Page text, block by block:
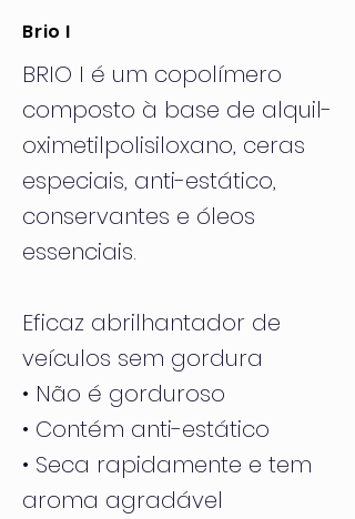
Brio I
BRIO I é um copolímero
composto à base de alquil-
oximetilpolisiloxano, ceras
especiais, anti-estático,
conservantes e óleos
essenciais.
Eficaz abrilhantador de
veículos sem gordura
• Não é gorduroso
• Contém anti-estático
• Seca rapidamente e tem
aroma agradável